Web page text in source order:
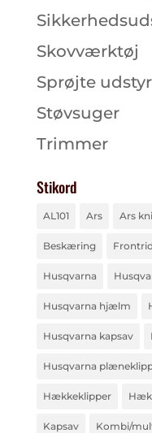
Skovværktøj
Sprøjte udstyr
Støvsuger
Trimmer
Stikord
AL101 Ars Ars
Beskæring
Husqvarna
Husqvarna hjælm
Husqvarna kapsav
Husqvarna
Hækkeklipper
Kapsav Kombi/